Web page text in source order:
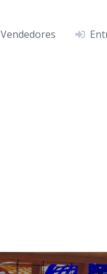
Vendedores